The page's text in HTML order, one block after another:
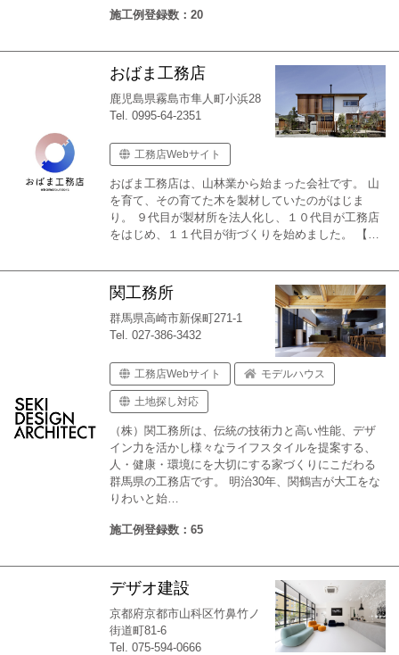
施工例登録数：20
おばま工務店
鹿児島県霧島市隼人町小浜28
Tel. 0995-64-2351
工務店Webサイト
おばま工務店は、山林業から始まった会社です。 山
を育て、その育てた木を製材していたのがはじま
り。 ９代目が製材所を法人化し、１０代目が工務店
をはじめ、１１代目が街づくりを始めました。 【…
関工務所
群馬県高崎市新保町271-1
Tel. 027-386-3432
工務店Webサイト モデルハウス
土地探し対応
（株）関工務所は、伝統の技術力と高い性能、デザ
イン力を活かし様々なライフスタイルを提案する、
人・健康・環境にを大切にする家づくりにこだわる
群馬県の工務店です。 明治30年、関鶴吉が大工をな
りわいと始…
施工例登録数：65
デザオ建設
京都府京都市山科区竹鼻竹ノ
街道町81-6
Tel. 075-594-0666